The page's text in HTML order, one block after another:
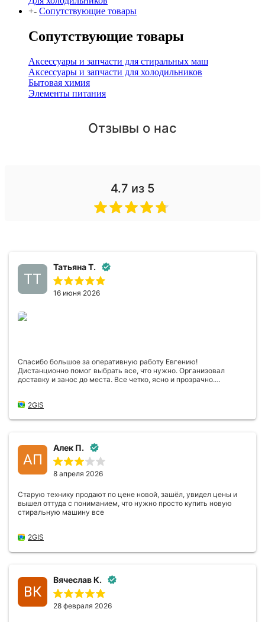
+- Сопутствующие товары
Сопутствующие товары
Аксессуары и запчасти для стиральных маш
Аксессуары и запчасти для холодильников
Бытовая химия
Элементы питания